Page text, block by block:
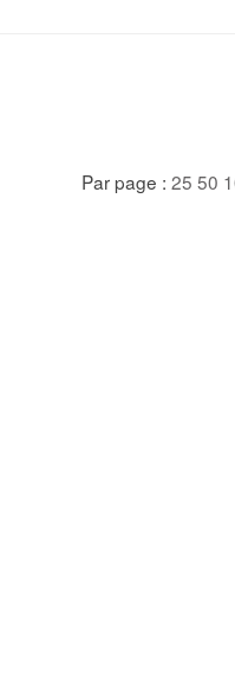
Par page : 25 50